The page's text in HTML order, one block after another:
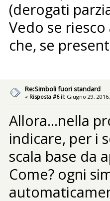
(derogati
Vedo se
che, se
Re:Simboli fuori standard
« Risposta #6 il: Giugno 29,
Allora...nella
indicare, per i
scala base da
Come? ogni